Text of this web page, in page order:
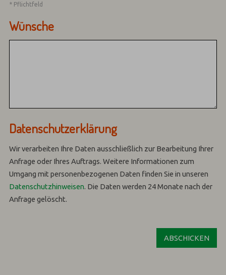
* Pflichtfeld
Wünsche
Datenschutzerklärung
Wir verarbeiten Ihre Daten ausschließlich zur Bearbeitung Ihrer
Anfrage oder Ihres Auftrags.Weitere Informationen zum
Umgang mit personenbezogenen Daten finden Sie in unseren
Datenschutzhinweisen. Die Daten werden 24 Monate nach der
Anfrage gelöscht.